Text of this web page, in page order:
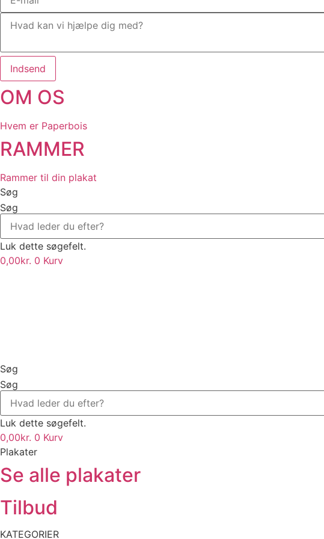
Indsend
OM OS
Hvem er Paperbois
RAMMER
Rammer til din plakat
Søg
Søg
Luk dette søgefelt.
0,00kr. 0 Kurv
Søg
Søg
Luk dette søgefelt.
0,00kr. 0 Kurv
Plakater
Se alle plakater
Tilbud
KATEGORIER